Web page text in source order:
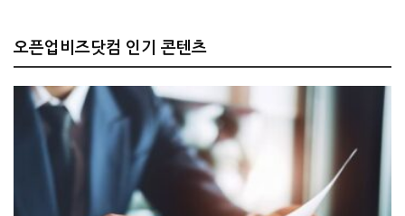
오픈업비즈닷컴 인기 콘텐츠